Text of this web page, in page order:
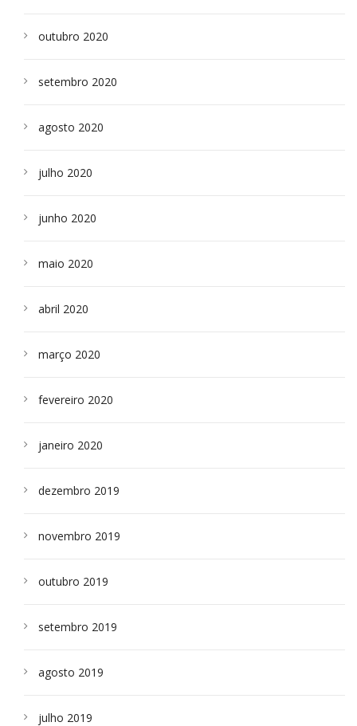
outubro 2020
setembro 2020
agosto 2020
julho 2020
junho 2020
maio 2020
abril 2020
março 2020
fevereiro 2020
janeiro 2020
dezembro 2019
novembro 2019
outubro 2019
setembro 2019
agosto 2019
julho 2019